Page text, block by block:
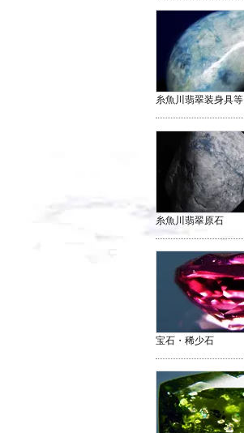
糸魚川翡翠装身具等
糸魚川翡翠原石
宝石・稀少石